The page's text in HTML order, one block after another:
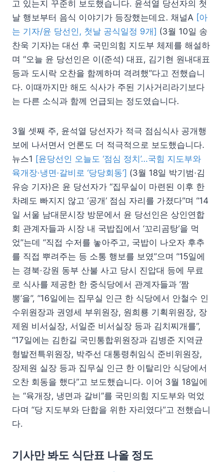
고 있는지 꾸준히 보도했습니다. 윤석열 당선자의 첫
날 행보부터 음식 이야기가 등장했는데요. 채널A [아
는 기자/윤 당선인, 첫날 공식일정 9개] (3월 10일 송
찬욱 기자)는 대선 후 국민의힘 지도부 체제를 해설하
며 “오늘 윤 당선인은 이(준석) 대표, 김기현 원내대표
등과 도시락 오찬을 함께하며 격려했”다고 전했습니
다. 이때까지만 해도 식사가 주된 기사거리라기보다
는 다른 소식과 함께 언급되는 정도였습니다.
3월 셋째 주, 윤석열 당선자가 적극 점심식사 공개행
보에 나서면서 언론도 더 적극적으로 보도했습니다.
뉴스1 [윤당선인 오늘도 ‘점심 정치’…국힘 지도부와
육개장·냉면·갈비로 ‘당당회동’] (3월 18일 박기범·김
유승 기자)은 윤 당선자가 “집무실이 마련된 이후 한
차례도 빠지지 않고 ‘공개’ 점심 자리를 가졌다”며 “14
일 서울 남대문시장 방문에서 윤 당선인은 상인연합
회 관계자들과 시장 내 국밥집에서 ‘꼬리곰탕’을 먹
었”는데 “직접 수저를 놓아주고, 국밥이 나오자 후추
를 직접 뿌려주는 등 소통 행보를 보였”으며 “15일에
는 경북·강원 동부 산불 사고 당시 진압대 등에 무료
로 식사를 제공한 한 중식당에서 관계자들과 ‘짬
뽕’을”, “16일에는 집무실 인근 한 식당에서 안철수 인
수위원장과 권영세 부위원장, 원희룡 기획위원장, 장
제원 비서실장, 서일준 비서실장 등과 김치찌개를”,
“17일에는 김한길 국민통합위원장과 김병준 지역균
형발전특위원장, 박주선 대통령취임식 준비위원장,
장제원 실장 등과 집무실 인근 한 이탈리안 식당에서
오찬 회동을 했다”고 보도했습니다. 이어 3월 18일에
는 “육개장, 냉면과 갈비”를 국민의힘 지도부와 먹었
다며 “당 지도부와 단합을 위한 자리였다”고 전했습니
다.
기사만 봐도 식단표 나올 정도